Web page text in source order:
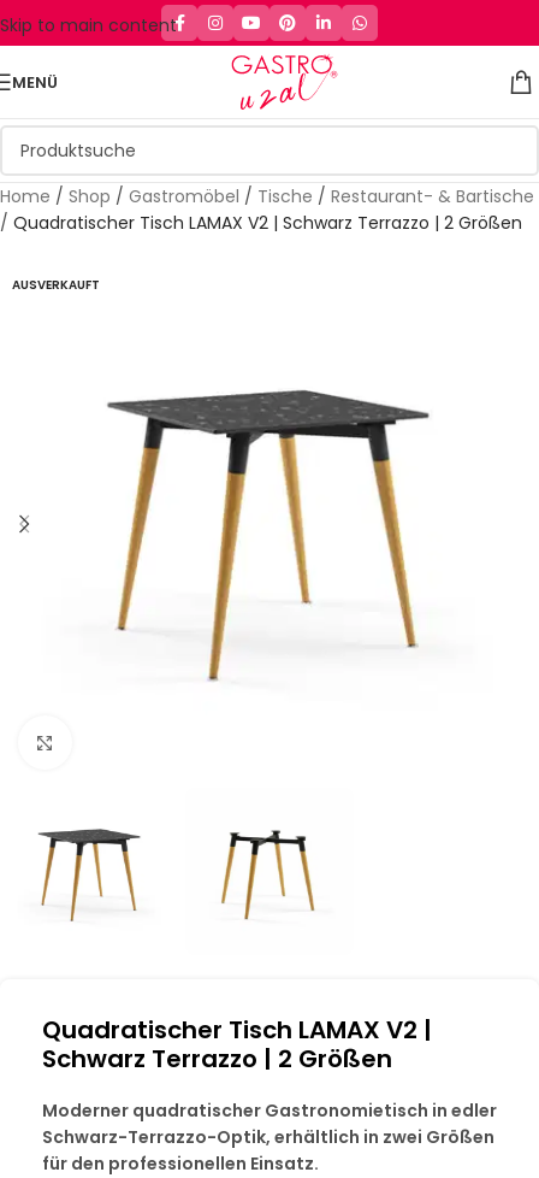
Skip to main content
MENÜ
Home / Shop / Gastromöbel / Tische / Restaurant- & Bartische
/ Quadratischer Tisch LAMAX V2 | Schwarz Terrazzo | 2 Größen
AUSVERKAUFT
Quadratischer Tisch LAMAX V2 |
Schwarz Terrazzo | 2 Größen
Moderner quadratischer Gastronomietisch in edler
Schwarz-Terrazzo-Optik, erhältlich in zwei Größen
für den professionellen Einsatz.